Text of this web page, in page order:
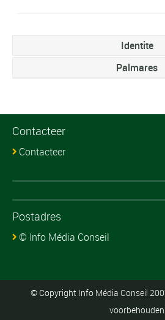
Identite
Palmares
Contacteer
Contacteer
Postadres
© Info Média Conseil
© Copyright Info Média Conseil
voorbehouden